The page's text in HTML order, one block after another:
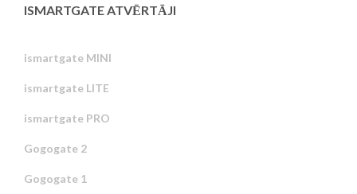
ISMARTGATE ATVĒRTĀJI
ismartgate MINI
ismartgate LITE
ismartgate PRO
Gogogate 2
Gogogate 1